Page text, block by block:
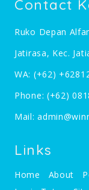
Contact
Ruko Depan
Jatirasa, Kec.
WA: (+62)
Phone: (+62)
Mail:
Links
Home About